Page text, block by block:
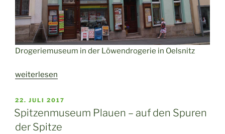
Drogeriemuseum in der Löwendrogerie in Oelsnitz
„Ein
in
Oelsnitz
weiterlesen
VERÖFFENTLICHT
AM
22. JULI 2017
Spitzenmuseum Plauen – auf den Spuren
der Spitze